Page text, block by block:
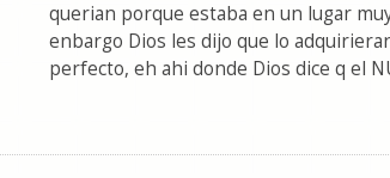
querian porque estaba en un lugar
enbargo Dios les dijo que lo
perfecto, eh ahi donde Dios dice q el